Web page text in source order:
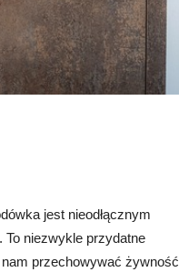
jest nieodłącznym
niezwykle przydatne
przechowywać żywność